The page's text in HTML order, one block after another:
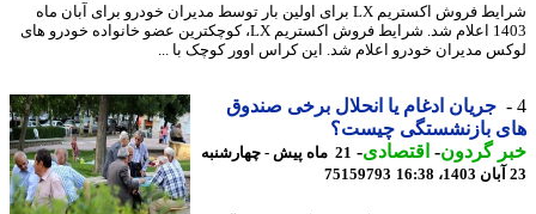
شرایط فروش اکستریم LX برای اولین بار توسط مدیران خودرو برای آبان ماه
1403 اعلام شد. شرایط فروش اکستریم LX، کوچکترین عضو خانواده خودرو های
مدیران خودرو اعلام شد. این کراس اوور کوچک با ...
جریان ادغام یا انحلال برخی صندوق
بازنشستگی چیست؟
گردون-اقتصادی-
21 ماه پیش - چهارشنبه
75159793